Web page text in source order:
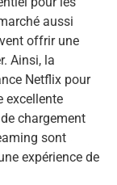
aussi
offrir une
Ainsi, la
Netflix pour
excellente
chargement
sont
expérience de